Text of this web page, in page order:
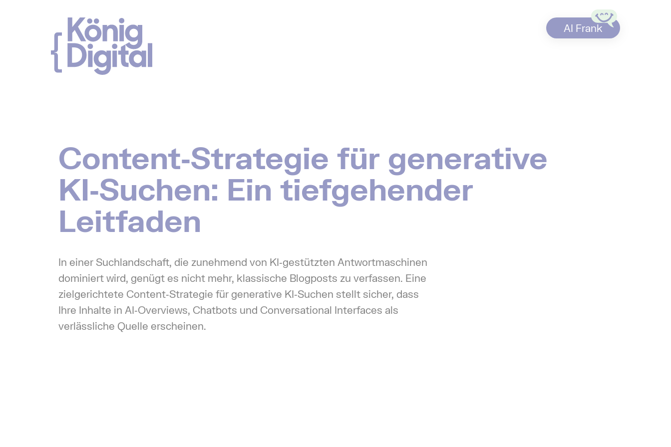
Content‑Strategie für generative
KI‑Suchen: Ein tiefgehender
Leitfaden
In einer Suchlandschaft, die zunehmend von KI‑gestützten Antwortmaschinen
dominiert wird, genügt es nicht mehr, klassische Blogposts zu verfassen. Eine
zielgerichtete Content‑Strategie für generative KI‑Suchen stellt sicher, dass
Ihre Inhalte in AI‑Overviews, Chatbots und Conversational Interfaces als
verlässliche Quelle erscheinen.
AI Frank